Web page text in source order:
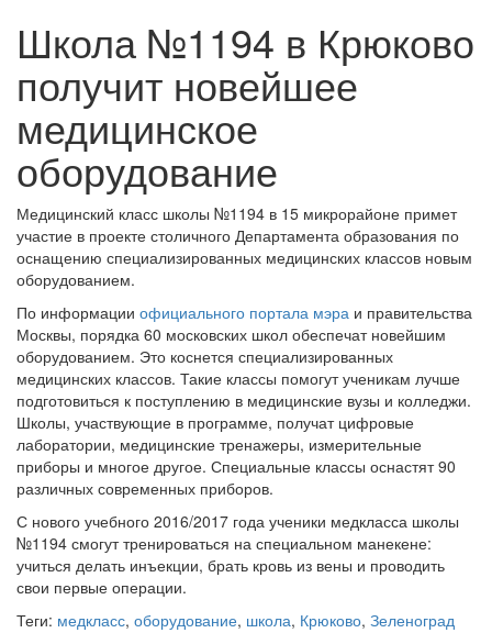
Школа №1194 в Крюково
получит новейшее
медицинское
оборудование
Медицинский класс школы №1194 в 15 микрорайоне примет
участие в проекте столичного Департамента образования по
оснащению специализированных медицинских классов новым
оборудованием.
По информации официального портала мэра и правительства
Москвы, порядка 60 московских школ обеспечат новейшим
оборудованием. Это коснется специализированных
медицинских классов. Такие классы помогут ученикам лучше
подготовиться к поступлению в медицинские вузы и колледжи.
Школы, участвующие в программе, получат цифровые
лаборатории, медицинские тренажеры, измерительные
приборы и многое другое. Специальные классы оснастят 90
различных современных приборов.
С нового учебного 2016/2017 года ученики медкласса школы
№1194 смогут тренироваться на специальном манекене:
учиться делать инъекции, брать кровь из вены и проводить
свои первые операции.
Теги: медкласс, оборудование, школа, Крюково, Зеленоград